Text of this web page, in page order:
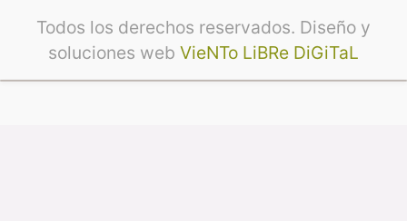
Todos los derechos reservados. Diseño y
soluciones web VieNTo LiBRe DiGiTaL